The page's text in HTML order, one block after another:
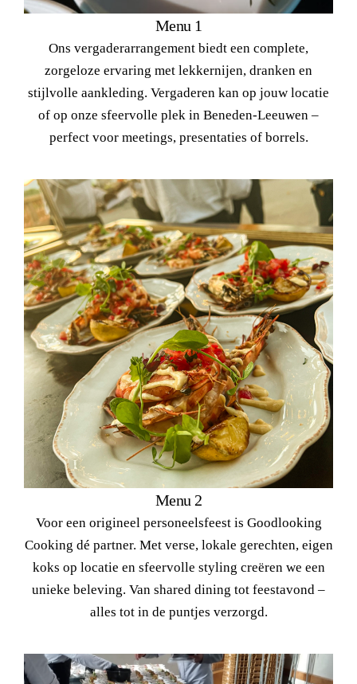
Menu 1
Ons vergaderarrangement biedt een complete,
zorgeloze ervaring met lekkernijen, dranken en
stijlvolle aankleding. Vergaderen kan op jouw locatie
of op onze sfeervolle plek in Beneden-Leeuwen –
perfect voor meetings, presentaties of borrels.
Menu 2
Voor een origineel personeelsfeest is Goodlooking
Cooking dé partner. Met verse, lokale gerechten, eigen
koks op locatie en sfeervolle styling creëren we een
unieke beleving. Van shared dining tot feestavond –
alles tot in de puntjes verzorgd.